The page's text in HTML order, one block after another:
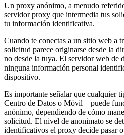
Un proxy anónimo, a menudo
servidor proxy que intermedia tus
tu información identificativa.
Cuando te conectas a un sitio web a
solicitud parece originarse desde la
no desde la tuya. El servidor web de
ninguna información personal
dispositivo.
Es importante señalar que cualquier
Centro de Datos o Móvil—puede
anónimo, dependiendo de cómo
solicitud. El nivel de anonimato se
identificativos el proxy decide pasar